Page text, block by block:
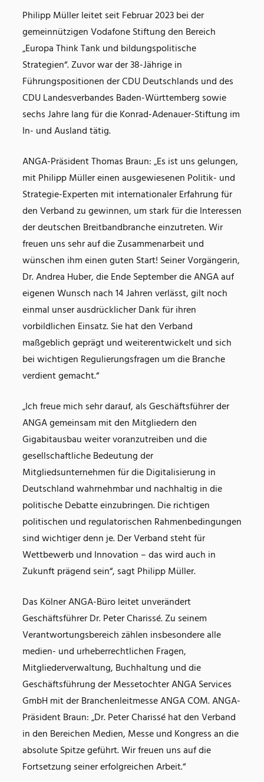
Philipp Müller leitet seit Februar 2023 bei der
gemeinnützigen Vodafone Stiftung den Bereich
„Europa Think Tank und bildungspolitische
Strategien“. Zuvor war der 38-Jährige in
Führungspositionen der CDU Deutschlands und des
CDU Landesverbandes Baden-Württemberg sowie
sechs Jahre lang für die Konrad-Adenauer-Stiftung im
In- und Ausland tätig.
ANGA-Präsident Thomas Braun: „Es ist uns gelungen,
mit Philipp Müller einen ausgewiesenen Politik- und
Strategie-Experten mit internationaler Erfahrung für
den Verband zu gewinnen, um stark für die Interessen
der deutschen Breitbandbranche einzutreten. Wir
freuen uns sehr auf die Zusammenarbeit und
wünschen ihm einen guten Start! Seiner Vorgängerin,
Dr. Andrea Huber, die Ende September die ANGA auf
eigenen Wunsch nach 14 Jahren verlässt, gilt noch
einmal unser ausdrücklicher Dank für ihren
vorbildlichen Einsatz. Sie hat den Verband
maßgeblich geprägt und weiterentwickelt und sich
bei wichtigen Regulierungsfragen um die Branche
verdient gemacht.“
„Ich freue mich sehr darauf, als Geschäftsführer der
ANGA gemeinsam mit den Mitgliedern den
Gigabitausbau weiter voranzutreiben und die
gesellschaftliche Bedeutung der
Mitgliedsunternehmen für die Digitalisierung in
Deutschland wahrnehmbar und nachhaltig in die
politische Debatte einzubringen. Die richtigen
politischen und regulatorischen Rahmenbedingungen
sind wichtiger denn je. Der Verband steht für
Wettbewerb und Innovation – das wird auch in
Zukunft prägend sein“, sagt Philipp Müller.
Das Kölner ANGA-Büro leitet unverändert
Geschäftsführer Dr. Peter Charissé. Zu seinem
Verantwortungsbereich zählen insbesondere alle
medien- und urheberrechtlichen Fragen,
Mitgliederverwaltung, Buchhaltung und die
Geschäftsführung der Messetochter ANGA Services
GmbH mit der Branchenleitmesse ANGA COM. ANGA-
Präsident Braun: „Dr. Peter Charissé hat den Verband
in den Bereichen Medien, Messe und Kongress an die
absolute Spitze geführt. Wir freuen uns auf die
Fortsetzung seiner erfolgreichen Arbeit.“